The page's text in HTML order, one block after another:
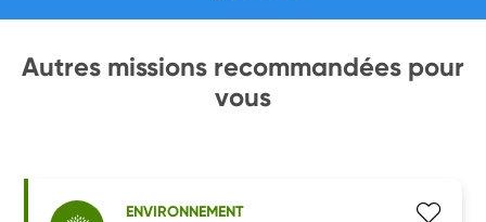
Autres missions recommandées pour
vous
ENVIRONNEMENT